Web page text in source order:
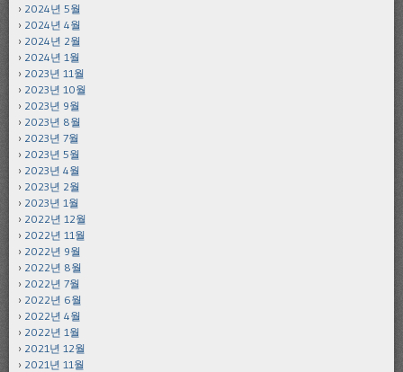
2024년 5월
2024년 4월
2024년 2월
2024년 1월
2023년 11월
2023년 10월
2023년 9월
2023년 8월
2023년 7월
2023년 5월
2023년 4월
2023년 2월
2023년 1월
2022년 12월
2022년 11월
2022년 9월
2022년 8월
2022년 7월
2022년 6월
2022년 4월
2022년 1월
2021년 12월
2021년 11월